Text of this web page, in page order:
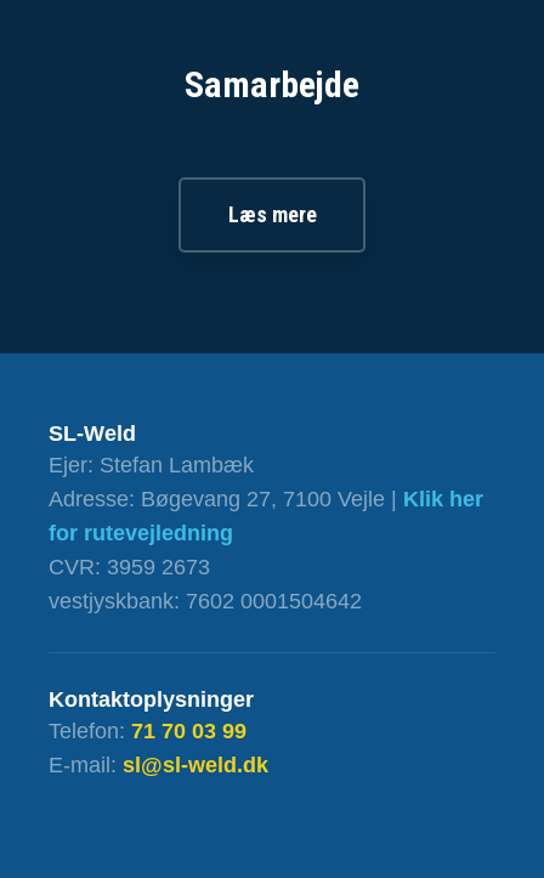
Samarbejde
Læs mere​
SL-Weld
Ejer: Stefan Lambæk
Adresse: Bøgevang 27, 7100 Vejle | Klik her
for rutevejledning
CVR: 3959 2673
vestjyskbank: 7602 0001504642
Kontaktoplysninger
Telefon: 71 70 03 99
E-mail: sl@sl-weld.dk